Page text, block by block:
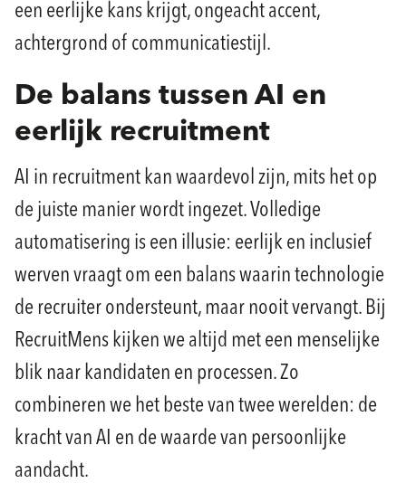
een eerlijke kans krijgt, ongeacht accent,
achtergrond of communicatiestijl.
De balans tussen AI en
eerlijk recruitment
AI in recruitment kan waardevol zijn, mits het op
de juiste manier wordt ingezet. Volledige
automatisering is een illusie: eerlijk en inclusief
werven vraagt om een balans waarin technologie
de recruiter ondersteunt, maar nooit vervangt. Bij
RecruitMens kijken we altijd met een menselijke
blik naar kandidaten en processen. Zo
combineren we het beste van twee werelden: de
kracht van AI en de waarde van persoonlijke
aandacht.